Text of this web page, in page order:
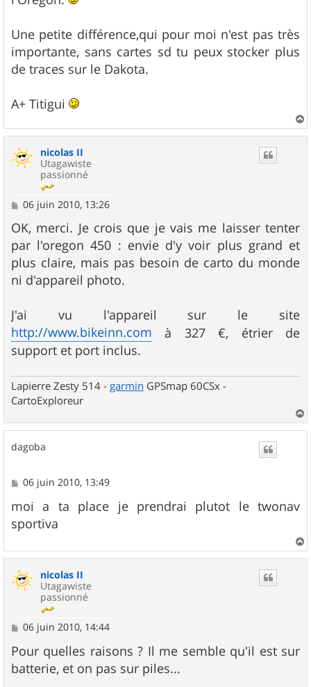
Une petite différence,qui pour moi n'est pas très
importante, sans cartes sd tu peux stocker plus
de traces sur le Dakota.
A+ Titigui
a
nicolas II
Utagawiste
passionné
M
s
s
a
g
e
06 juin 2010, 13:26
OK, merci. Je crois que je vais me laisser tenter
par l'oregon 450 : envie d'y voir plus grand et
plus claire, mais pas besoin de carto du monde
ni d'appareil photo.
J'ai vu l'appareil sur le site
http://www.bikeinn.com à 327 €, étrier de
support et port inclus.
Lapierre Zesty 514 - garmin GPSmap 60CSx -
CartoExploreur
a
dagoba
M
s
s
a
e
06 juin 2010, 13:49
moi a ta place je prendrai plutot le twonav
sportiva
a
nicolas II
Utagawiste
passionné
M
s
s
a
06 juin 2010, 14:44
Pour quelles raisons ? Il me semble qu'il est sur
batterie, et on pas sur piles...